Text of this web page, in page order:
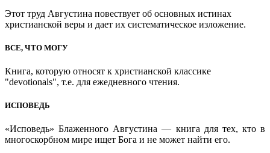
Этот труд Августина повествует об основных истинах
христианской веры и дает их систематическое изложение.
ВСЕ, ЧТО МОГУ
Книга, которую относят к христианской классике
"devotionals", т.е. для ежедневного чтения.
ИСПОВЕДЬ
«Исповедь» Блаженного Августина — книга для тех, кто в
многоскорбном мире ищет Бога и не может найти его.